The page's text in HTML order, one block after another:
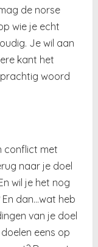
de norse
wie je echt
Je wil aan
kant het
woord
conflict met
naar je doel
wil je het nog
dan…wat heb
van je doel
eens op